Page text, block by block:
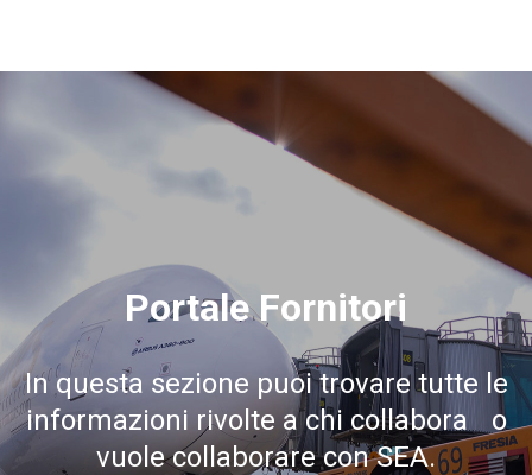
Portale Fornitori
In questa sezione puoi trovare tutte le
informazioni rivolte a chi collabora o
vuole collaborare con SEA.